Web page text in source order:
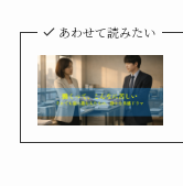
あわせて読みたい